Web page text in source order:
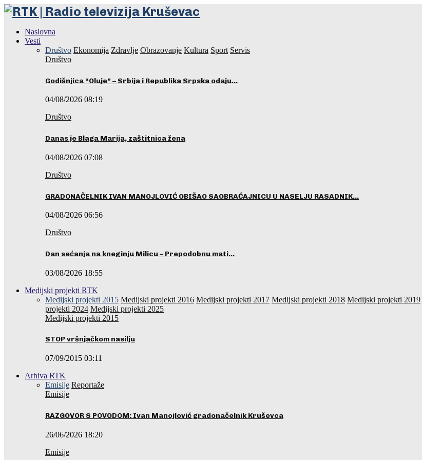
Naslovna
Vesti
Društvo Ekonomija Zdravlje Obrazovanje Kultura Sport Servis
Društvo
Godišnjica “Oluje” – Srbija i Republika Srpska odaju…
04/08/2026 08:19
Društvo
Danas je Blaga Marija, zaštitnica žena
04/08/2026 07:08
Društvo
GRADONAČELNIK IVAN MANOJLOVIĆ OBIŠAO SAOBRAĆAJNICU U NASELJU RASADNIK…
04/08/2026 06:56
Društvo
Dan sećanja na kneginju Milicu – Prepodobnu mati…
03/08/2026 18:55
Medijski projekti RTK
Medijski projekti 2015 Medijski projekti 2016 Medijski projekti 2017 Medijski projekti 2018 Medijski projekti 2019
projekti 2024 Medijski projekti 2025
Medijski projekti 2015
STOP vršnjačkom nasilju
07/09/2015 03:11
Arhiva RTK
Emisije Reportaže
Emisije
RAZGOVOR S POVODOM: Ivan Manojlović gradonačelnik Kruševca
26/06/2026 18:20
Emisije